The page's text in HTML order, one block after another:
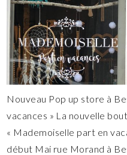
Nouveau Pop up store à
vacances » La nouvelle
« Mademoiselle part en
début Mai rue Morand à